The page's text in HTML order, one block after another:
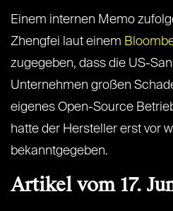
Einem internen Memo
Zhengfei laut einem
zugegeben, dass die US-
Unternehmen großen
eigenes Open-Source
hatte der Hersteller erst vor
bekanntgegeben.
Artikel vom 17.